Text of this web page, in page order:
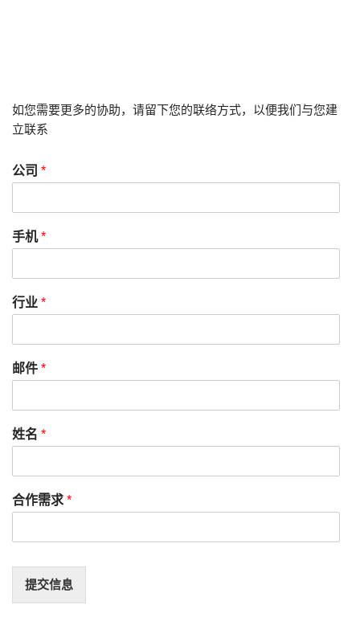
如您需要更多的协助，请留下您的联络方式，以便我们与您建
立联系
公司 *
手机*
行业 *
邮件 *
姓名 *
合作需求 *
提交信息